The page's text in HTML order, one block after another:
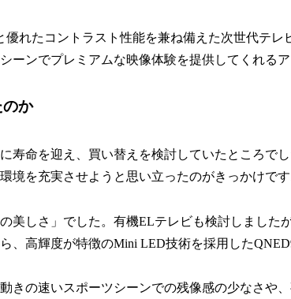
優れたコントラスト性能を兼ね備えた次世代テ
ーンでプレミアムな映像体験を提供してくれるア
か
寿命を迎え、買い替えを検討していたところで
境を充実させようと思い立ったのがきっかけです
美しさ」でした。有機ELテレビも検討しました
、高輝度が特徴のMini LED技術を採用した
きの速いスポーツシーンでの残像感の少なさや